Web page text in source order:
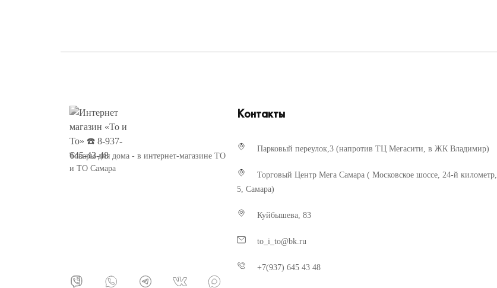
Товары для дома - в интернет-магазине ТО
и ТО Самара
Контакты
Парковый переулок,3 (напротив ТЦ Мегасити, в ЖК Владимир)
Торговый Центр Мега Самара ( Московское шоссе, 24-й километр,
5, Самара)
Куйбышева, 83
to_i_to@bk.ru
+7(937) 645 43 48